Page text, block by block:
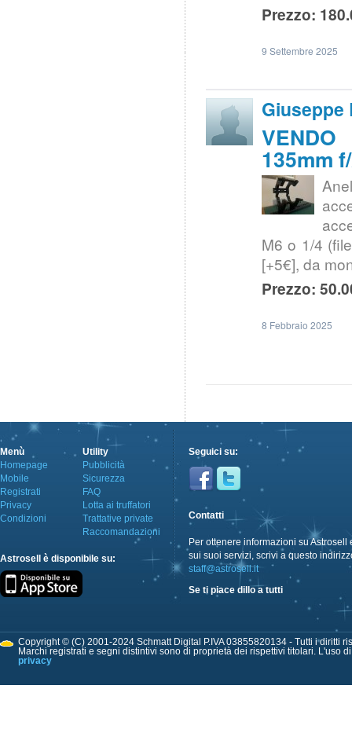
Prezzo:
9 Settembre 2025
Giuseppe
135mm
M6 o 1/4
[+5€], da
Prezzo:
8 Febbraio 2025
Menù
Homepage
Mobile
Registrati
Privacy
Condizioni
Utility
Pubblicità
Sicurezza
FAQ
Lotta ai truffatori
Trattative private
Raccomandazioni
Astrosell è disponibile su:
Seguici su:
Contatti
Per ottenere informazioni su Astrosell
sui suoi servizi, scrivi a questo
staff@astrosell.it
Se ti piace dillo a tutti
Copyright © (C) 2001-2024 Schmatt Digital P.IVA 03855820134 - Tutti i diritti
Marchi registrati e segni distintivi sono di proprietà dei rispettivi titolari. L'uso
privacy